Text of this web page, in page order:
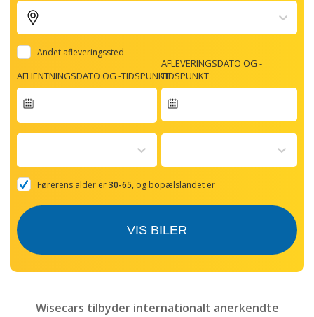
Andet afleveringssted
AFHENTNINGSDATO OG -TIDSPUNKT
forward
with
the
and
mark
AFLEVERINGSDATO OG -
TIDSPUNKT
Førerens alder er30-65, og bopælslandet er
VIS BILER
Wisecars tilbyder internationalt anerkendte